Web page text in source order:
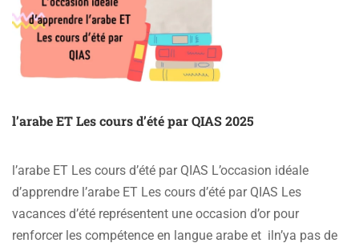
l’arabe ET Les cours d’été par QIAS 2025
l’arabe ET Les cours d’été par QIAS L’occasion idéale
d’apprendre l’arabe ET Les cours d’été par QIAS Les
vacances d’été représentent une occasion d’or pour
renforcer les compétence en langue arabe et iln’ya pas de